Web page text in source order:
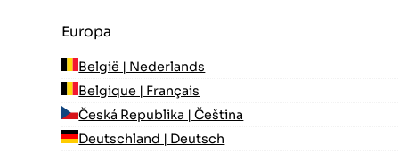
Europa
België | Nederlands
Belgique | Français
Česká Republika | Čeština
Deutschland | Deutsch